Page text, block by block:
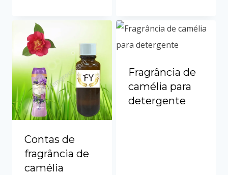
Contas de
fragrância de
camélia
Fragrância de
camélia para
detergente